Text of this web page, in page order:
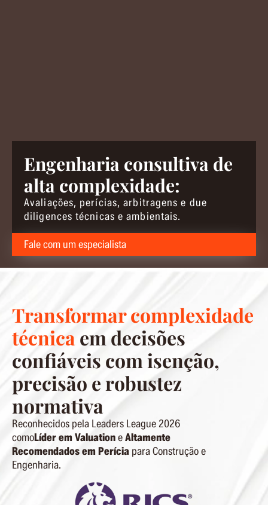
Engenharia consultiva de
alta complexidade:
Avaliações, perícias, arbitragens e due
diligences técnicas e ambientais.
Fale com um especialista
Transformar complexidade
técnicaem decisões
confiáveis com isenção,
precisão e robustez
normativa
Reconhecidos pela Leaders League 2026
comoLíder em ValuationeAltamente
Recomendados em Perícia para Construção e
Engenharia.